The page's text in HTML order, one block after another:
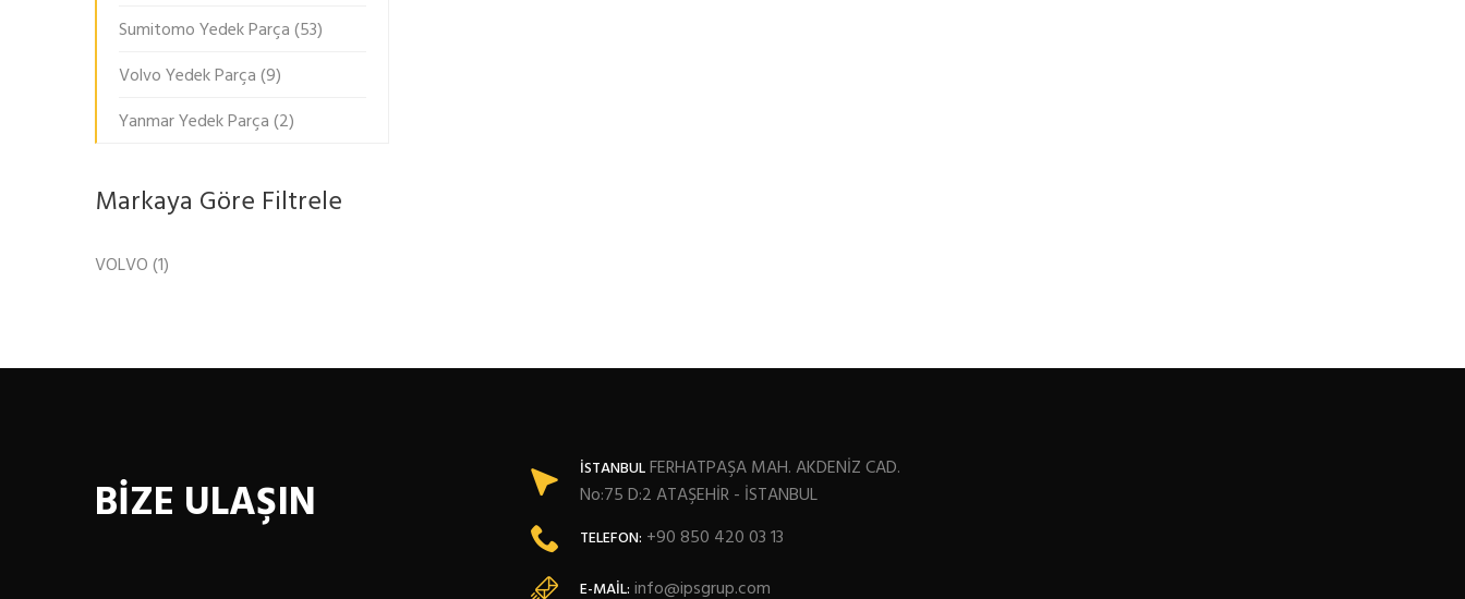
Sumitomo Yedek Parça(53)
Volvo Yedek Parça(9)
Yanmar Yedek Parça(2)
Markaya Göre Filtrele
VOLVO(1)
BİZE ULAŞIN
İSTANBULFERHATPAŞA MAH. AKDENİZ CAD.
No:75 D:2 ATAŞEHİR - İSTANBUL
TELEFON: +90 850 420 03 13
E-MAIL: info@ipsgrup.com